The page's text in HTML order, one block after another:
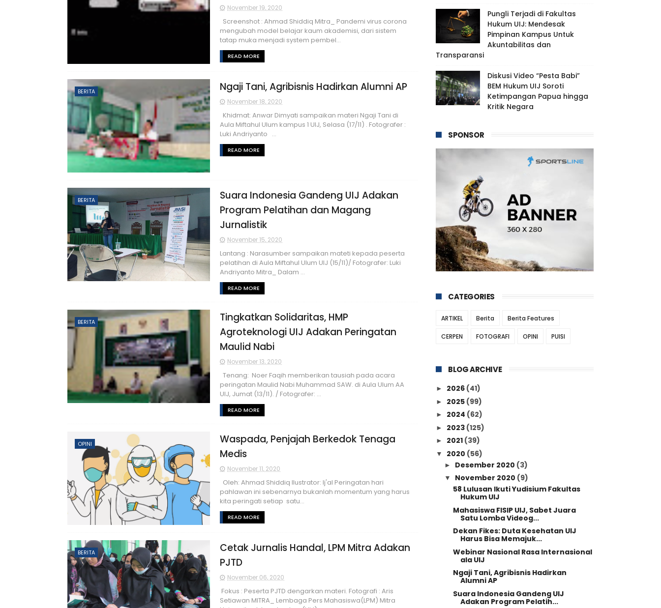
November 19, 2020
Screenshot : Ahmad Shiddiq Mitra_ Pandemi virus corona
mengubah model belajar kaum akademisi, dari sistem
tatap muka menjadi system pembel...
READ MORE
BERITA Ngaji Tani, Agribisnis Hadirkan Alumni AP
November 18, 2020
Khidmat: Anwar Dimyati sampaikan materi Ngaji Tani di
Aula Miftahul Ulum kampus 1 UIJ, Selasa (17/11) . Fotografer :
Luki Andriyanto ...
READ MORE
BERITA
Suara Indonesia Gandeng UIJ Adakan
Program Pelatihan dan Magang
Jurnalistik
November 15, 2020
Lantang : Narasumber sampaikan mateti kepada peserta
pelatihan di Aula Miftahul Ulum UIJ (15/11)/ Fotografer: Luki
Andriyanto Mitra_ Dalam ...
READ MORE
BERITA
Tingkatkan Solidaritas, HMP
Agroteknologi UIJ Adakan Peringatan
Maulid Nabi
November 13, 2020
Tenang: Noer Faqih memberikan tausiah pada acara
peringatan Maulid Nabi Muhammad SAW. di Aula Ulum AA
UIJ, Jumat (13/11). / Fotografer: ...
READ MORE
OPINI
Waspada, Penjajah Berkedok Tenaga
Medis
November 11, 2020
Oleh: Ahmad Shiddiq Ilustrator: Ij'al Peringatan hari
pahlawan ini sebenarnya bukanlah momentum yang harus
kita peringati setiap satu...
READ MORE
BERITA
Cetak Jurnalis Handal, LPM Mitra Adakan
PJTD
November 06, 2020
Fokus : Peserta PJTD dengarkan materi. Fotografi : Aris
Setiawan MITRA_ Lembaga Pers Mahasiswa(LPM) Mitra
Pungli Terjadi di Fakultas
Hukum UIJ: Mendesak
Pimpinan Kampus Untuk
Akuntabilitas dan
Transparansi
Diskusi Video “Pesta Babi”
BEM Hukum UIJ Soroti
Ketimpangan Papua hingga
Kritik Negara
SPONSOR
CATEGORIES
ARTIKEL Berita Berita Features
CERPEN FOTOGRAFI OPINI PUISI
BLOG ARCHIVE
► 2026 (41)
► 2025 (99)
► 2024 (62)
► 2023 (125)
► 2021 (39)
▼ 2020 (56)
► Desember 2020 (3)
▼ November 2020 (9)
58 Lulusan Ikuti Yudisium Fakultas
Hukum UIJ
Mahasiswa FISIP UIJ, Sabet Juara
Satu Lomba Videog...
Dekan Fikes: Duta Kesehatan UIJ
Harus Bisa Memajuk...
Webinar Nasional Rasa Internasional
ala UIJ
Ngaji Tani, Agribisnis Hadirkan
Alumni AP
Suara Indonesia Gandeng UIJ
Adakan Program Pelatih...